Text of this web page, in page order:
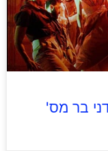
בר מס'